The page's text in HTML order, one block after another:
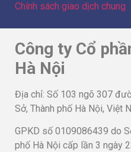
Chính sách giao dịch chung
Công ty Cổ
Hà Nội
Địa chỉ: Số 103 ngõ 307
Sở, Thành phố Hà Nội, Việt
GPKD số 0109086439 do
phố Hà Nội cấp lần 3 ngày